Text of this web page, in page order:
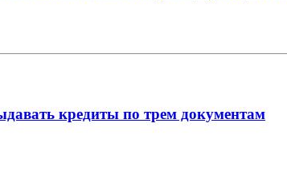
кредиты по трем документам